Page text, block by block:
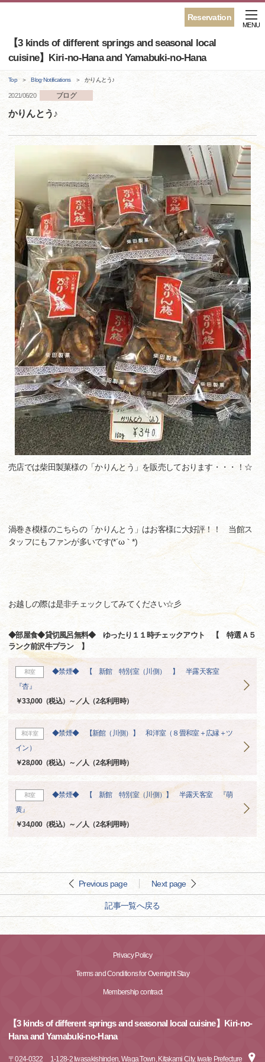
Reservation
【3 kinds of different springs and seasonal local
cuisine】Kiri-no-Hana and Yamabuki-no-Hana
MENU
Top Blog·Notifications かりんとう♪
2021/06/20 ブログ
かりんとう♪
売店では柴田製菓様の「かりんとう」を販売しております・・・！☆
渦巻き模様のこちらの「かりんとう」はお客様に大好評！！ 当館ス
タッフにもファンが多いです(*´ω｀*)
お越しの際は是非チェックしてみてください☆彡
◆部屋食◆貸切風呂無料◆ ゆったり１１時チェックアウト 【 特選Ａ５
ランク前沢牛プラン 】
和室
◆禁煙◆ 【 新館 特別室（川側） 】 半露天客室
『杏』
￥33,000（税込）～／人（2名利用時）
和洋室
◆禁煙◆ 【新館（川側）】 和洋室（８畳和室＋広縁＋ツ
イン）
￥28,000（税込）～／人（2名利用時）
和室
◆禁煙◆ 【 新館 特別室（川側）】 半露天客室 『萌
黄』
￥34,000（税込）～／人（2名利用時）
Previous page Next page
記事一覧へ戻る
Privacy Policy
Terms and Conditions for Overnight Stay
Membership contract
【3 kinds of different springs and seasonal local cuisine】Kiri-no-
Hana and Yamabuki-no-Hana
〒024-0322 1-128-2 Iwasakishinden, Waga Town, Kitakami City, Iwate Prefecture